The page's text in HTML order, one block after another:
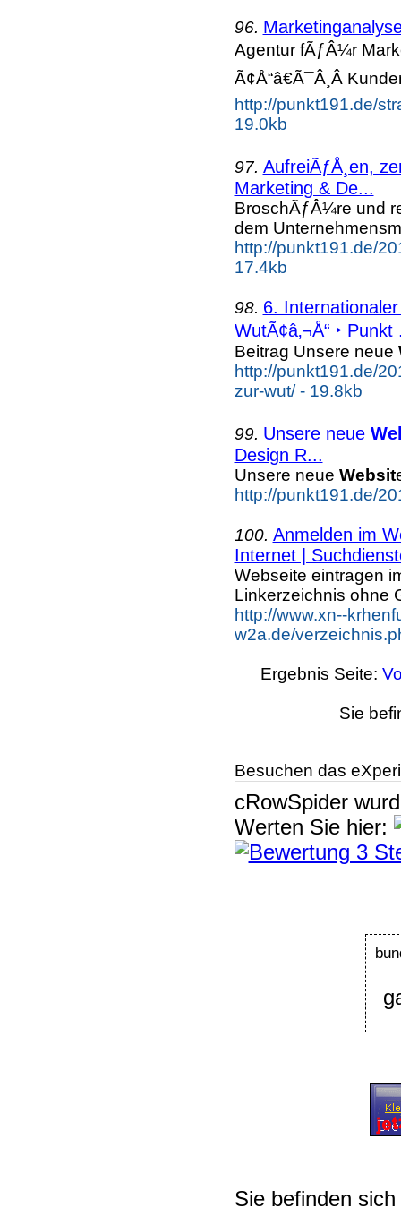
96.
Agentur fÃƒÂ¼r
Ã¢Å“â€Ã¯Â¸Â
http://punkt191.de/
19.0kb
97. AufreiÃƒÅ¸en,
Marketing & De...
BroschÃƒÂ¼re und
dem
http://punkt191.de/
17.4kb
98. 6.
WutÃ¢â‚¬Å“ ‣ Punkt
Beitrag Unsere neue
http://punkt191.de/
zur-wut/ - 19.8kb
99. Unsere neue
Design R...
Unsere neue Websit
http://punkt191.de/
100. Anmelden im
Internet |
Webseite eintragen
Linkerzeichnis ohne
http://www.xn--
w2a.de/
Ergebnis Seite:
Sie
Besuchen das
cRowSpider
Werten Sie hier:
Sie befinden